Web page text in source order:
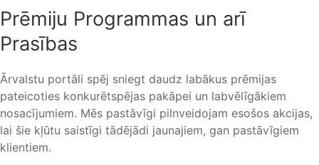
Prēmiju Programmas un arī
Prasības
Ārvalstu portāli spēj sniegt daudz labākus prēmijas
pateicoties konkurētspējas pakāpei un labvēlīgākiem
nosacījumiem. Mēs pastāvīgi pilnveidojam esošos akcijas,
lai šie kļūtu saistīgi tādējādi jaunajiem, gan pastāvīgiem
klientiem.